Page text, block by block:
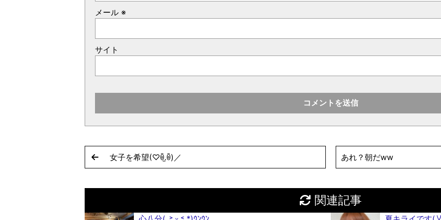
メール ※
サイト
女子を希望(♡︎ꉺ.̫ꉺ)／ あれ？朝だww
関連記事